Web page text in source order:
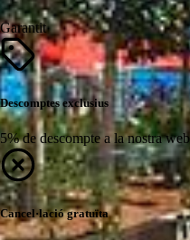
Garantit
Descomptes exclusius
5% de descompte a la nostra web
Cancel·lació gratuïta